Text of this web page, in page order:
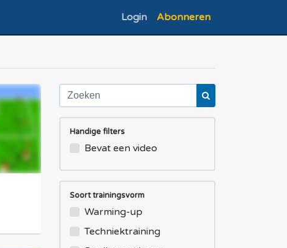
Login Abonneren
Handige filters
Bevat een video
Soort trainingsvorm
Warming-up
Techniektraining